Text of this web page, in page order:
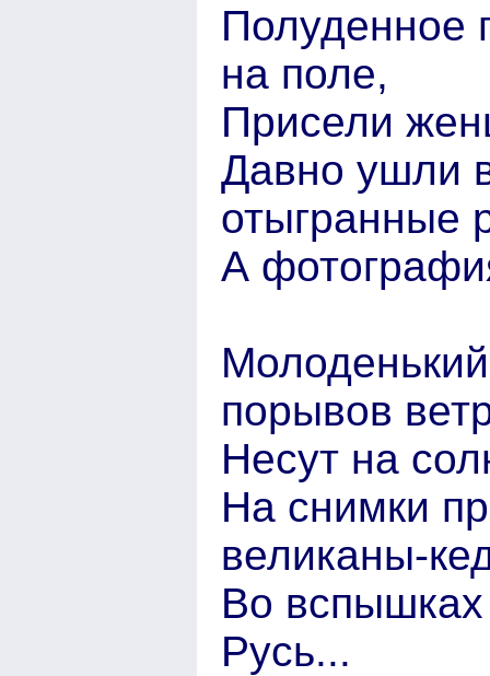
Полуденное
на поле,
Присели
Давно ушли
отыгранные
А
порывов
Несут на
На снимки
великаны-
Во
Русь...